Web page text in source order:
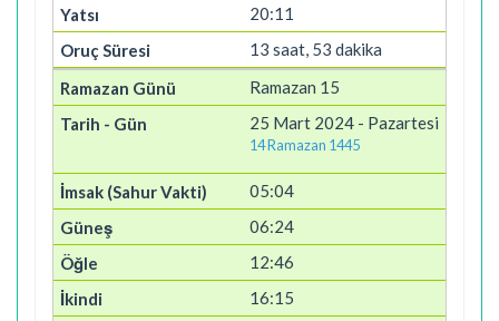
20:11
13 saat, 53 dakika
Ramazan 15
25 Mart 2024 - Pazartesi
14 Ramazan 1445
05:04
06:24
12:46
16:15